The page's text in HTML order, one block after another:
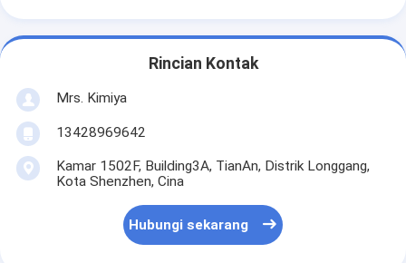
Rincian Kontak
Mrs. Kimiya
13428969642
Kamar 1502F, Building3A, TianAn, Distrik Longgang,
Kota Shenzhen, Cina
Hubungi sekarang